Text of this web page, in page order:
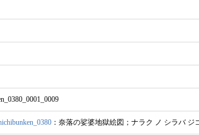
：奈落の娑婆地獄絵図；ナラク ノ シラバ ジ